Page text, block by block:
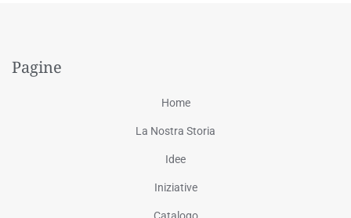
Pagine
Home
La Nostra Storia
Idee
Iniziative
Catalogo